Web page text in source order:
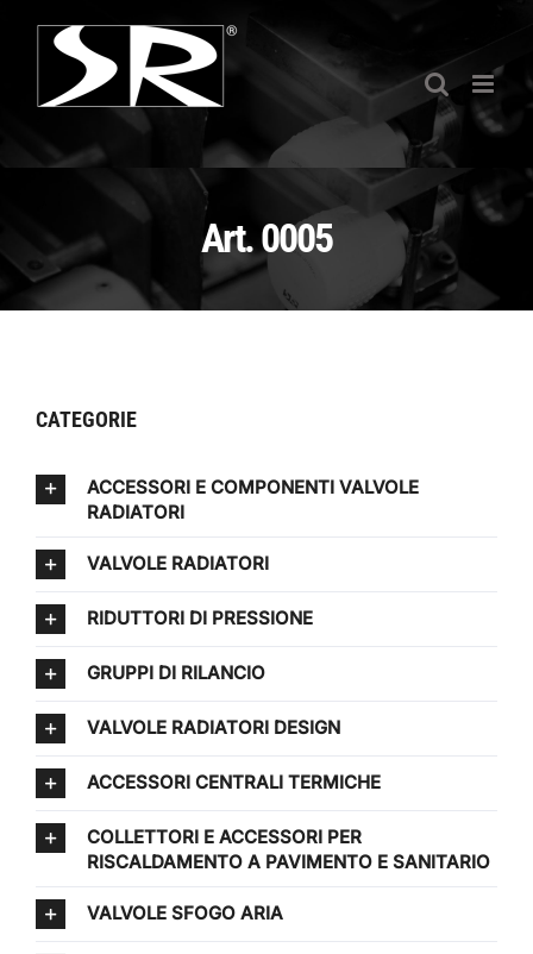
contenuto
Art. 0005
CATEGORIE
ACCESSORI E COMPONENTI VALVOLE
RADIATORI
VALVOLE RADIATORI
RIDUTTORI DI PRESSIONE
GRUPPI DI RILANCIO
VALVOLE RADIATORI DESIGN
ACCESSORI CENTRALI TERMICHE
COLLETTORI E ACCESSORI PER
RISCALDAMENTO A PAVIMENTO E SANITARIO
VALVOLE SFOGO ARIA